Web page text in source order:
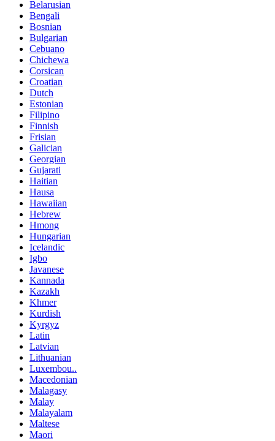
Belarusian
Bengali
Bosnian
Bulgarian
Cebuano
Chichewa
Corsican
Croatian
Dutch
Estonian
Filipino
Finnish
Frisian
Galician
Georgian
Gujarati
Haitian
Hausa
Hawaiian
Hebrew
Hmong
Hungarian
Icelandic
Igbo
Javanese
Kannada
Kazakh
Khmer
Kurdish
Kyrgyz
Latin
Latvian
Lithuanian
Luxembou..
Macedonian
Malagasy
Malay
Malayalam
Maltese
Maori